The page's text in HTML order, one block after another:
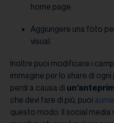
home page.
Aggiungere una foto
visual.
Inoltre puoi modificare i
immagine per lo share di
perdi a causa di
che devi fare di più, puoi
questo modo. Il social